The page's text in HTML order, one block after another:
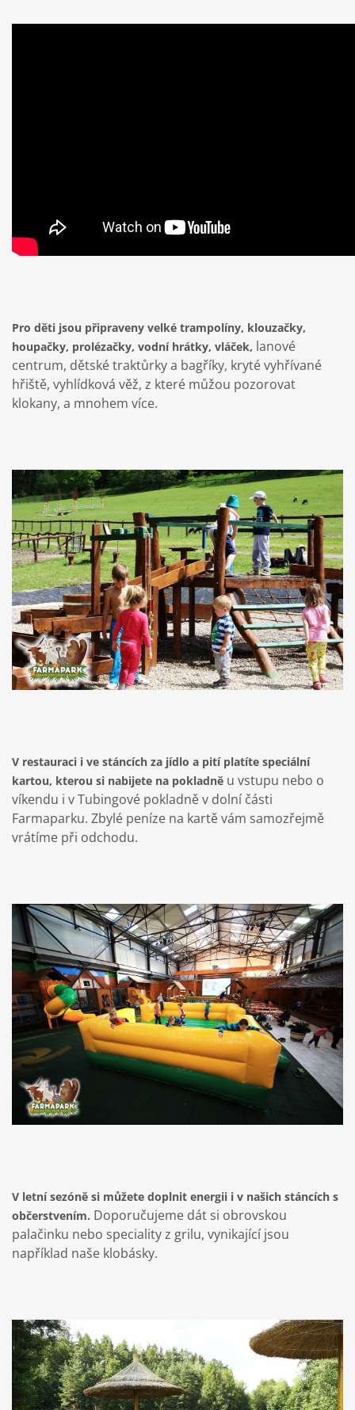
Pro děti jsou připraveny velké trampolíny, klouzačky,
houpačky, prolézačky, vodní hrátky, vláček, lanové
centrum, dětské traktůrky a bagříky, kryté vyhřívané
hřiště, vyhlídková věž, z které můžou pozorovat
klokany, a mnohem více.
V restauraci i ve stáncích za jídlo a pití platíte speciální
kartou, kterou si nabijete na pokladně u vstupu nebo o
víkendu i v Tubingové pokladně v dolní části
Farmaparku. Zbylé peníze na kartě vám samozřejmě
vrátíme při odchodu.
V letní sezóně si můžete doplnit energii i v našich stáncích s
občerstvením. Doporučujeme dát si obrovskou
palačinku nebo speciality z grilu, vynikající jsou
například naše klobásky.